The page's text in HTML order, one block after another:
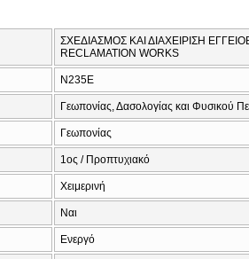
ΣΧΕΔΙΑΣΜΟΣ ΚΑΙ ΔΙΑΧΕΙΡΙΣΗ
RECLAMATION WORKS
Ν235Ε
Γεωπονίας, Δασολογίας και Φυσικού
Γεωπονίας
1ος / Προπτυχιακό
Χειμερινή
Ναι
Ενεργό